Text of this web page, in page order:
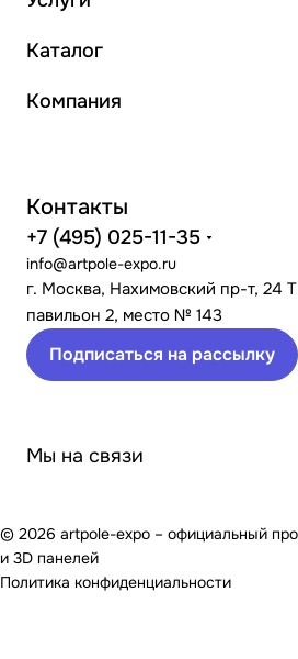
Каталог
Компания
Контакты
+7 (495) 025-11-35
info@artpole-expo.ru
г. Москва, Нахимовский пр-т, 24
павильон 2, место № 143
Подписаться на рассылку
Мы на связи
© 2026 artpole-expo – официальный
и 3D панелей
Политика конфиденциальности